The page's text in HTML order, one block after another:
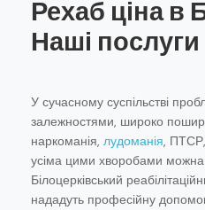
Рехаб ціна в
Наші послуги
У сучасному суспільстві
залежностями, широко
наркоманія, лудоманія, ПТСР,
усіма цими хворобами
Білоцерківський
нададуть професійну